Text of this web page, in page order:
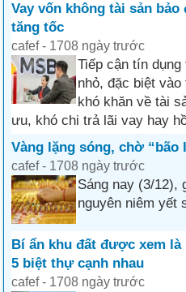
Vay vốn không tài sản
tăng tốc
cafef - 1708 ngày trước
Tiếp cận tín
nhỏ, đặc biệt
khó khăn về tài
ưu, khó chi trả lãi vay hay
Vàng lặng sóng, chờ “bão
cafef - 1708 ngày trước
Sáng nay (3/12),
nguyên niêm yết
Bí ẩn khu đất được xem
5 biệt thự cạnh nhau
cafef - 1708 ngày trước